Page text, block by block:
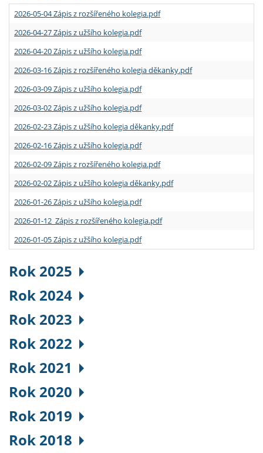
2026-05-04 Zápis z rozšířeného kolegia.pdf
2026-04-27 Zápis z užšího kolegia.pdf
2026-04-20 Zápis z užšího kolegia.pdf
2026-03-16 Zápis z rozšířeného kolegia děkanky.pdf
2026-03-09 Zápis z užšího kolegia.pdf
2026-03-02 Zápis z užšího kolegia.pdf
2026-02-23 Zápis z užšího kolegia děkanky.pdf
2026-02-16 Zápis z užšího kolegia.pdf
2026-02-09 Zápis z rozšířeného kolegia.pdf
2026-02-02 Zápis z užšího kolegia děkanky.pdf
2026-01-26 Zápis z užšího kolegia.pdf
2026-01-12 Zápis z rozšířeného kolegia.pdf
2026-01-05 Zápis z užšího kolegia.pdf
Rok 2025
Rok 2024
Rok 2023
Rok 2022
Rok 2021
Rok 2020
Rok 2019
Rok 2018